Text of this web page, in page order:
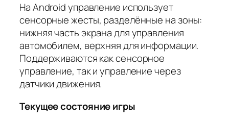
На Android управление использует
сенсорные жесты, разделённые на зоны:
нижняя часть экрана для управления
автомобилем, верхняя для информации.
Поддерживаются как сенсорное
управление, так и управление через
датчики движения.
Текущее состояние игры